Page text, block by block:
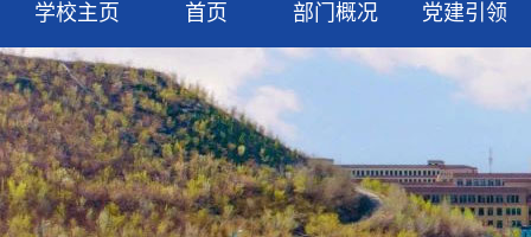
学校主页 首页 部门概况 党建引领